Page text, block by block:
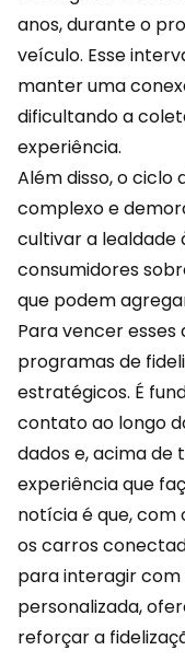
anos, durante o
veículo. Esse
manter uma
dificultando a
experiência.
Além disso, o
complexo e
cultivar a lealdade
consumidores
que podem
Para vencer
programas de
estratégicos. É
contato ao longo
dados e, acima de
experiência que
notícia é que, com
os carros
para interagir com
personalizada,
reforçar a